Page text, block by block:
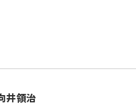
井領治